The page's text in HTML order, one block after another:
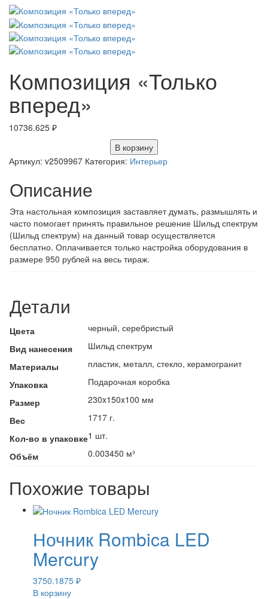
Композиция «Только
вперед»
10736.625 ₽
В корзину
Артикул: v2509967 Категория: Интерьер
Описание
Эта настольная композиция заставляет думать, размышлять и
часто помогает принять правильное решение Шильд спектрум
(Шильд спектрум) на данный товар осуществляется
бесплатно. Оплачивается только настройка оборудования в
размере 950 рублей на весь тираж.
Детали
Цвета
черный, серебристый
Вид нанесения
Шильд спектрум
Материалы
пластик, металл, стекло, керамогранит
Упаковка
Подарочная коробка
Размер
230x150x100 мм
Вес
1717 г.
Кол-во в упаковке1 шт.
Объём
0.003450 м³
Похожие товары
Ночник Rombica LED
Mercury
3750.1875 ₽
В корзину